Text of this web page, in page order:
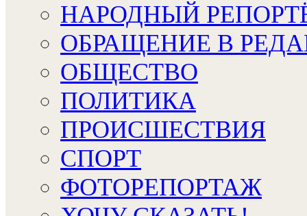
НАРОДНЫЙ
ОБРАЩЕНИЕ В
ОБЩЕСТВО
ПОЛИТИКА
ПРОИСШЕСТВИЯ
СПОРТ
ФОТОРЕПОРТАЖ